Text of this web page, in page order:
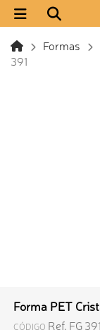
Formas
391
Forma PET
CÓDIGO Ref. FG 391